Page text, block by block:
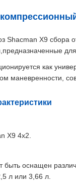
Shacman X9 сбора
как
маневренности,
X9 4х2.
быть оснащен
л или 3,66 л.